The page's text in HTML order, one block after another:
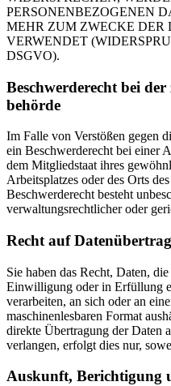
PERSONENBEZOGENEN
MEHR ZUM ZWECKE DER
VERWENDET
DSGVO).
Beschwerde­recht bei
behörde
Im Falle von Verstößen gegen
ein Beschwerderecht bei einer
dem Mitgliedstaat ihres
Arbeitsplatzes oder des Orts
Beschwerderecht besteht
verwaltungsrechtlicher oder
Recht auf
Sie haben das Recht, Daten,
Einwilligung oder in Erfüllung
verarbeiten, an sich oder an
maschinenlesbaren Format
direkte Übertragung der Daten
verlangen, erfolgt dies nur,
Auskunft, Berichtigung